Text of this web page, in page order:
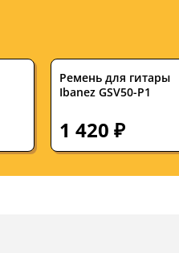
Ремень для гитары
Ibanez GSV50-P1
1 420 ₽